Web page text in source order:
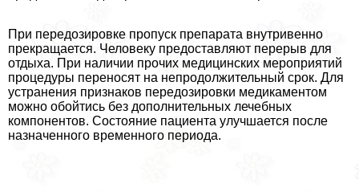
При передозировке пропуск препарата внутривенно
прекращается. Человеку предоставляют перерыв для
отдыха. При наличии прочих медицинских мероприятий
процедуры переносят на непродолжительный срок. Для
устранения признаков передозировки медикаментом
можно обойтись без дополнительных лечебных
компонентов. Состояние пациента улучшается после
назначенного временного периода.